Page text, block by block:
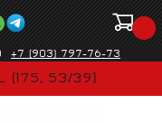
+7 (903) 797-76-73
(175, 53/39)